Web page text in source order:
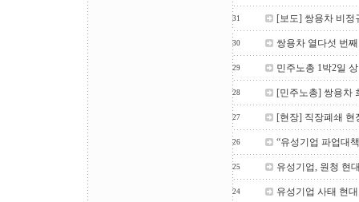
31 [보도] 쌍용차 비정
30 쌍용차 열다섯 번
29 민주노총 1박2일
28 [민주노총] 쌍용차
27 [현장] 직장폐쇄 현
26 “유성기업 파업대
25 유성기업, 원청 현
24 유성기업 사태 현